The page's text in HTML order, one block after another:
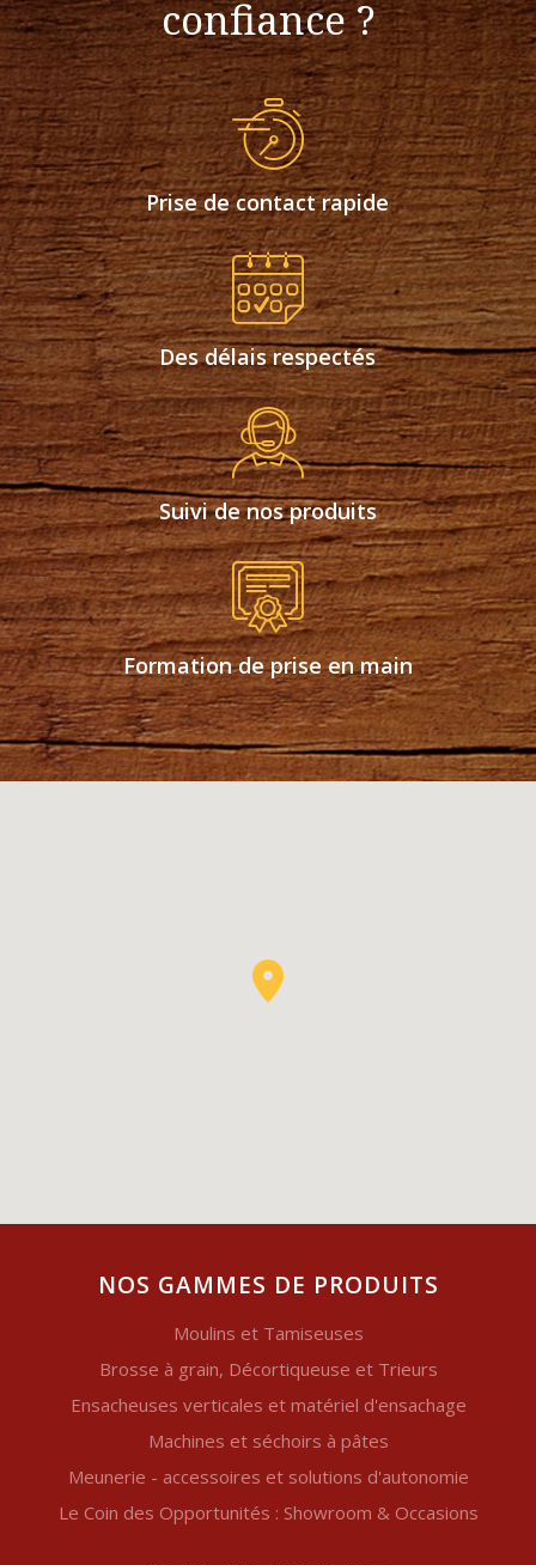
confiance ?
Prise de contact rapide
Des délais respectés
Suivi de nos produits
Formation de prise en main
NOS GAMMES DE PRODUITS
Moulins et Tamiseuses
Brosse à grain, Décortiqueuse et Trieurs
Ensacheuses verticales et matériel d'ensachage
Machines et séchoirs à pâtes
Meunerie - accessoires et solutions d'autonomie
Le Coin des Opportunités : Showroom & Occasions